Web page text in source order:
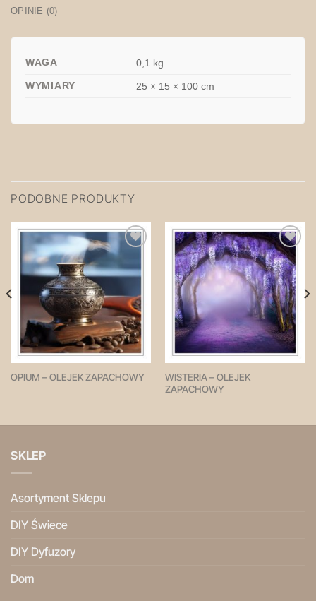
OPINIE (0)
WAGA
0,1 kg
WYMIARY
25 × 15 × 100 cm
PODOBNE PRODUKTY
Zapisz
na
później!
OPIUM – OLEJEK ZAPACHOWY
Zapisz
na
później!
WISTERIA – OLEJEK
ZAPACHOWY
SKLEP
Asortyment Sklepu
DIY Świece
DIY Dyfuzory
Dom